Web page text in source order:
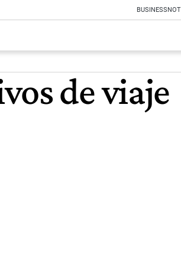
BUSINESS
de viaje